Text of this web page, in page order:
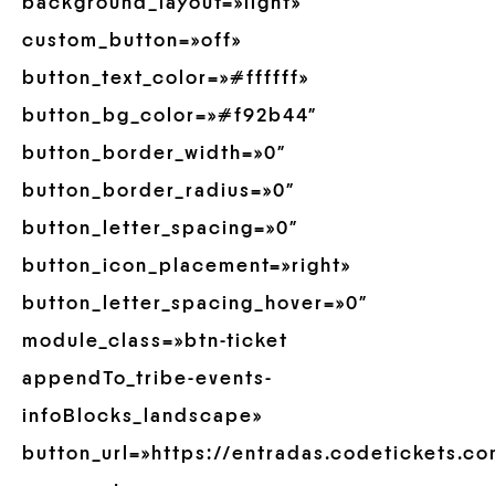
custom_button=»off»
button_text_color=»#ffffff»
button_bg_color=»#f92b44″
button_border_width=»0″
button_border_radius=»0″
button_letter_spacing=»0″
button_icon_placement=»right»
button_letter_spacing_hover=»0″
module_class=»btn-ticket
appendTo_tribe-events-
infoBlocks_landscape»
button_url=»https://